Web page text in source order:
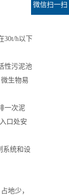
30t/h以下
性污泥池
生物易
一次泥
口处安
系统和设
地少，
微信扫一扫